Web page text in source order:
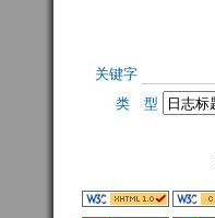
关键字
类 型